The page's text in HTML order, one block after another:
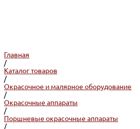
Главная
/
Каталог товаров
/
Окрасочное и малярное оборудование
/
Окрасочные аппараты
/
Поршневые окрасочные аппараты
/